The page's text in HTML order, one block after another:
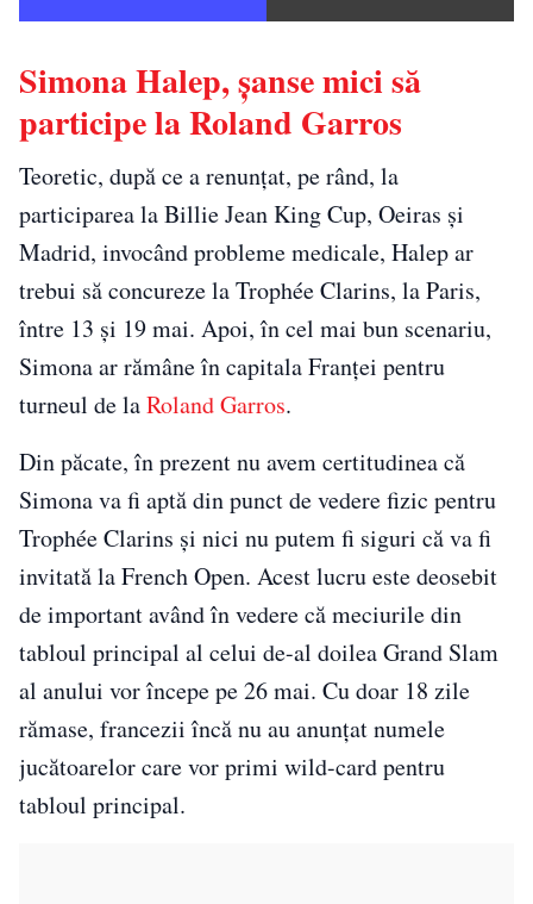
Simona Halep, șanse mici să
participe la Roland Garros
Teoretic, după ce a renunțat, pe rând, la
participarea la Billie Jean King Cup, Oeiras și
Madrid, invocând probleme medicale, Halep ar
trebui să concureze la Trophée Clarins, la Paris,
între 13 și 19 mai. Apoi, în cel mai bun scenariu,
Simona ar rămâne în capitala Franței pentru
turneul de laRoland Garros.
Din păcate, în prezent nu avem certitudinea că
Simona va fi aptă din punct de vedere fizic pentru
Trophée Clarins și nici nu putem fi siguri că va fi
invitată la French Open. Acest lucru este deosebit
de important având în vedere că meciurile din
tabloul principal al celui de-al doilea Grand Slam
al anului vor începe pe 26 mai. Cu doar 18 zile
rămase, francezii încă nu au anunțat numele
jucătoarelor care vor primi wild-card pentru
tabloul principal.